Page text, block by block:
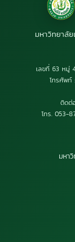
มหาวิทยาลั
เลขที่ 63 หมู่
โทรศัพท์
ติดต่
โทร. 053-
มหา